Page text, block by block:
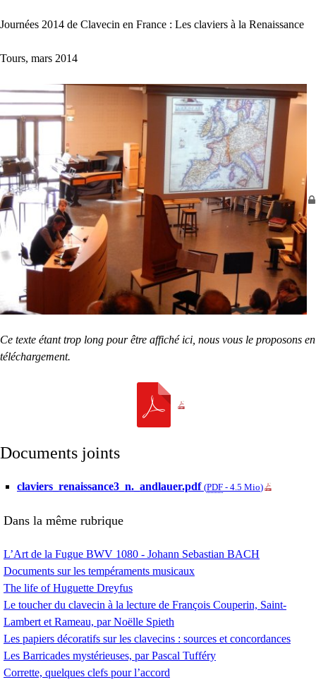
Journées 2014 de Clavecin en France : Les claviers à la Renaissance
Tours, mars 2014
Ce texte étant trop long pour être affiché ici, nous vous le proposons en
téléchargement.
Documents joints
claviers_renaissance3_n._andlauer.pdf (PDF - 4.5 Mio)
Dans la même rubrique
L’Art de la Fugue BWV 1080 - Johann Sebastian BACH
Documents sur les tempéraments musicaux
The life of Huguette Dreyfus
Le toucher du clavecin à la lecture de François Couperin, Saint-
Lambert et Rameau, par Noëlle Spieth
Les papiers décoratifs sur les clavecins : sources et concordances
Les Barricades mystérieuses, par Pascal Tufféry
Corrette, quelques clefs pour l’accord